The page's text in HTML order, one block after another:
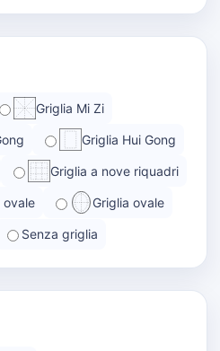
Griglia Mi Zi
Griglia Hui Gong
Griglia a nove riquadri
ovale Griglia ovale
Senza griglia